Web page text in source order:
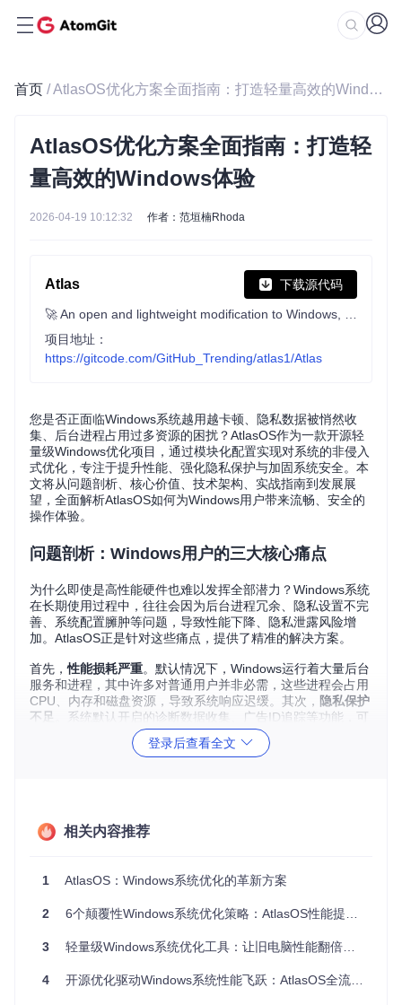
首页 / AtlasOS优化方案全面指南：打造轻量高效的Windows体验
AtlasOS优化方案全面指南：打造轻
量高效的Windows体验
2026-04-19 10:12:32 作者：范垣楠Rhoda
Atlas 下载源代码
项目地址：
https://gitcode.com/GitHub_Trending/atlas1/Atlas
您是否正面临Windows系统越用越卡顿、隐私数据被悄然收
集、后台进程占用过多资源的困扰？AtlasOS作为一款开源轻
量级Windows优化项目，通过模块化配置实现对系统的非侵入
式优化，专注于提升性能、强化隐私保护与加固系统安全。本
文将从问题剖析、核心价值、技术架构、实战指南到发展展
望，全面解析AtlasOS如何为Windows用户带来流畅、安全的
操作体验。
问题剖析：Windows用户的三大核心痛点
为什么即使是高性能硬件也难以发挥全部潜力？Windows系统
在长期使用过程中，往往会因为后台进程冗余、隐私设置不完
善、系统配置臃肿等问题，导致性能下降、隐私泄露风险增
加。AtlasOS正是针对这些痛点，提供了精准的解决方案。
首先，性能损耗严重。默认情况下，Windows运行着大量后台
服务和进程，其中许多对普通用户并非必需，这些进程会占用
CPU、内存和磁盘资源，导致系统响应迟缓。其次， 隐私保护
不足
。系统默认开启的诊断数据收集、广告ID追踪等功能，可
能使用户隐私数据被过度收集。最后，系统配置复杂
户难以手动优化系统设置，而不当的配置调整可能导致系统不
AtlasOS的核心价值在于通过模块化设计，在不破坏系统稳定
系统服务等方式，减少资源占用，提升系统响应速度。例如，
策略可提升多任务处理能力。
隐私强化：全面阻断系统遥测数据收集，清除广告ID，禁用不
登录后查看全文
相关内容推荐
1 AtlasOS：Windows系统优化的革新方案
2 6个颠覆性Windows系统优化策略：AtlasOS性能提升实战指南
3 轻量级Windows系统优化工具：让旧电脑性能翻倍的开源方案
4 开源优化驱动Windows系统性能飞跃：AtlasOS全流程配置指南